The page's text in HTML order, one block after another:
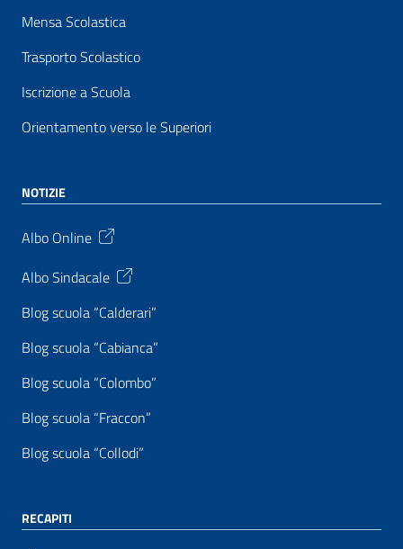
Mensa Scolastica
Trasporto Scolastico
Iscrizione a Scuola
Orientamento verso le Superiori
NOTIZIE
Albo Online
Albo Sindacale
Blog scuola “Calderari”
Blog scuola “Cabianca”
Blog scuola “Colombo”
Blog scuola “Fraccon”
Blog scuola “Collodi”
RECAPITI